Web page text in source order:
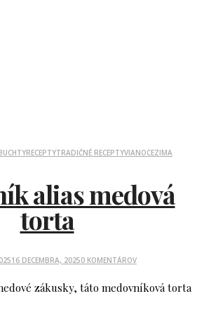
RECEPTYTRADIČNÉ RECEPTYVIANOCEZIMA
alias medová
torta
16 DECEMBRA, 20250 KOMENTÁROV
zákusky, táto medovníková torta